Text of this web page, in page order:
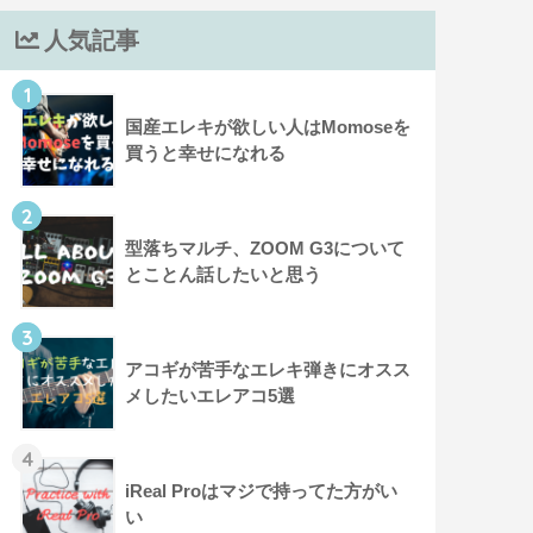
人気記事
1
国産エレキが欲しい人はMomoseを
買うと幸せになれる
2
型落ちマルチ、ZOOM G3について
とことん話したいと思う
3
アコギが苦手なエレキ弾きにオスス
メしたいエレアコ5選
4
iReal Proはマジで持ってた方がい
い